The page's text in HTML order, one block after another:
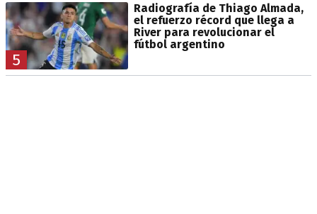
5
Radiografía de Thiago Almada,
el refuerzo récord que llega a
River para revolucionar el
fútbol argentino